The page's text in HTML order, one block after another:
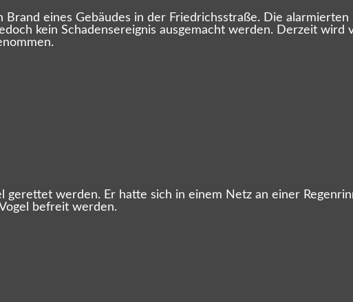
eines Gebäudes in der Friedrichsstraße. Die alarmierten
kein Schadensereignis ausgemacht werden. Derzeit wird
gerettet werden. Er hatte sich in einem Netz an einer
befreit werden.